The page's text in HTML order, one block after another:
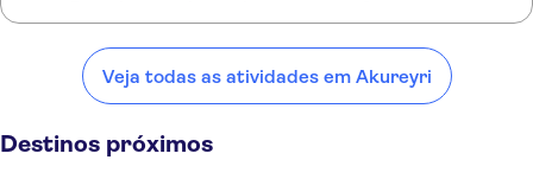
Höfn
Veja todas as atividades em Akureyri
Destinos próximos